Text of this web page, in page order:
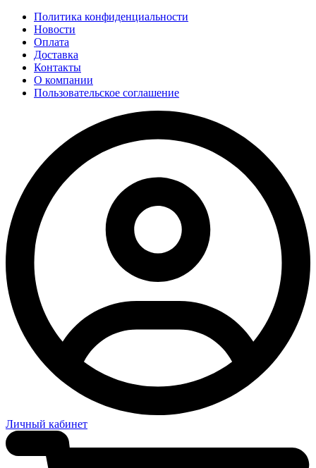
Политика конфиденциальности
Новости
Оплата
Доставка
Контакты
О компании
Пользовательское соглашение
Личный кабинет